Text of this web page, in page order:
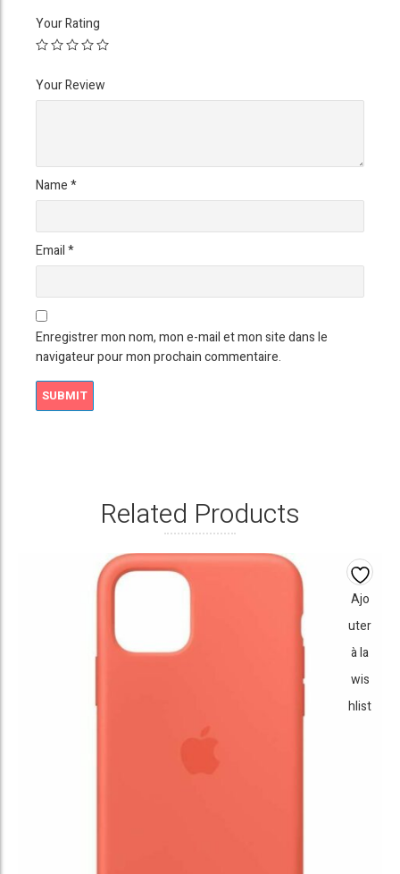
Your Rating
Your Review
Name*
Email*
Enregistrer mon nom, mon e-mail et mon site dans le
navigateur pour mon prochain commentaire.
Related Products
Ajo
uter
à la
wis
hlist